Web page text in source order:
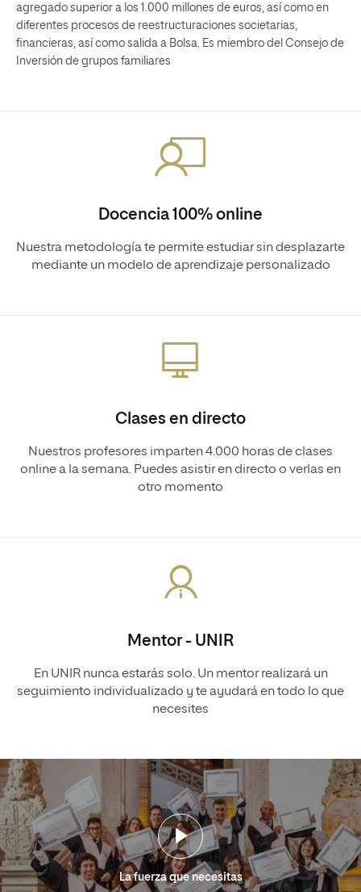
agregado superior a los 1.000 millones de euros, así como en
diferentes procesos de reestructuraciones societarias,
financieras, así como salida a Bolsa. Es miembro del Consejo de
Inversión de grupos familiares
Docencia 100% online
Nuestra metodología te permite estudiar sin desplazarte
mediante un modelo de aprendizaje personalizado
Clases en directo
Nuestros profesores imparten 4.000 horas de clases
online a la semana. Puedes asistir en directo o verlas en
otro momento
Mentor - UNIR
En UNIR nunca estarás solo. Un mentor realizará un
seguimiento individualizado y te ayudará en todo lo que
necesites
La fuerza que necesitas